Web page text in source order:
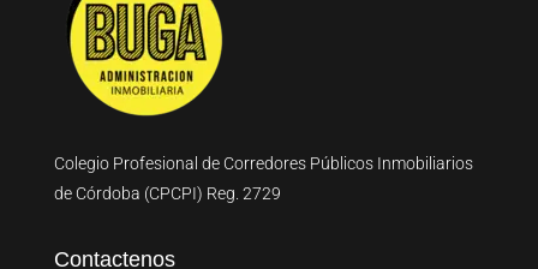
Colegio Profesional de Corredores Públicos Inmobiliarios
de Córdoba (CPCPI) Reg. 2729
Contactenos